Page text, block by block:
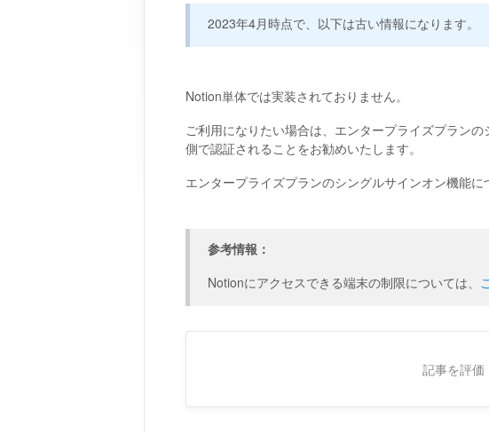
2023年4月時点で、以下は古い情報になります。
Notion単体では実装されておりません。
ご利用になりたい場合は、エンタープライズプラン
側で認証されることをお勧めいたします。
エンタープライズプランのシングルサインオン機能に
参考情報：
Notionにアクセスできる端末の制限については、
記事を評価